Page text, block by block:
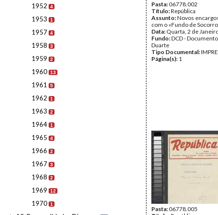
1952 4
1953 1
1957 4
1958 3
1959 2
1960 13
1961 5
1962 1
1963 2
1964 1
1965 4
1966 2
1967 3
1968 2
1969 12
1970 1
Pasta:06778.002
Título:República
Assunto:Novos
com o «Fundo de
Data: Quarta, 2 de
Fundo:DCD -
Duarte
Tipo Documental:
Página(s): 1
Pasta:06778.005